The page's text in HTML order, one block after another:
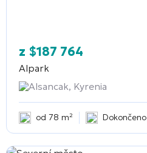
z $187 764
Alpark
Alsancak, Kyrenia
od 78 m² Dokončeno